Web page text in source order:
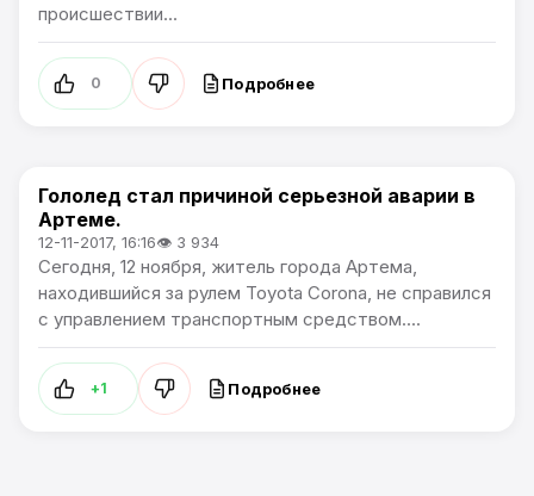
происшествии...
0 Подробнее
Происшествия
Гололед стал причиной серьезной аварии в
Артеме.
12-11-2017, 16:16👁 3 934
Сегодня, 12 ноября, житель города Артема,
находившийся за рулем Toyota Corona, не справился
с управлением транспортным средством....
+1 Подробнее